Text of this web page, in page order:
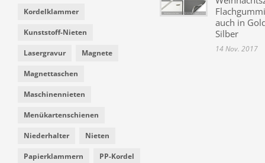
Kordelklammer
Kunststoff-Nieten
Lasergravur Magnete
Magnettaschen
Maschinennieten
Menükartenschienen
Niederhalter Nieten
Papierklammern PP-Kordel
auch in
Silber
14 Nov. 2017